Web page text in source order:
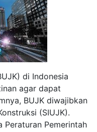
di Indonesia
agar dapat
BUJK diwajibkan
(SIUJK).
Peraturan Pemerintah